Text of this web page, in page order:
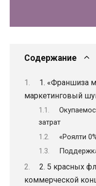
Содержание
1. «Франшиза
маркетинговый
затрат
«Роялти
2. 5 красных
коммерческой